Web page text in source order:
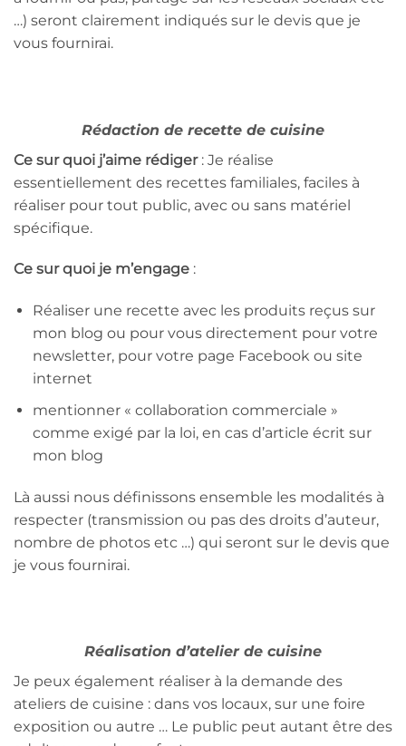
…) seront clairement indiqués sur le devis que je
vous fournirai.
Rédaction de recette de cuisine
Ce sur quoi j’aime rédiger: Je réalise
essentiellement des recettes familiales, faciles à
réaliser pour tout public, avec ou sans matériel
spécifique.
Ce sur quoi je m’engage :
Réaliser une recette avec les produits reçus sur
mon blog ou pour vous directement pour votre
newsletter, pour votre page Facebook ou site
internet
mentionner « collaboration commerciale »
comme exigé par la loi, en cas d’article écrit sur
mon blog
Là aussi nous définissons ensemble les modalités à
respecter (transmission ou pas des droits d’auteur,
nombre de photos etc …) qui seront sur le devis que
je vous fournirai.
Réalisation d’atelier de cuisine
Je peux également réaliser à la demande des
ateliers de cuisine : dans vos locaux, sur une foire
exposition ou autre … Le public peut autant être des